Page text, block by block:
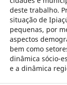
deste trabalho.
situação de
pequenas, por
aspectos
bem como
dinâmica sócio-
e a dinâmica